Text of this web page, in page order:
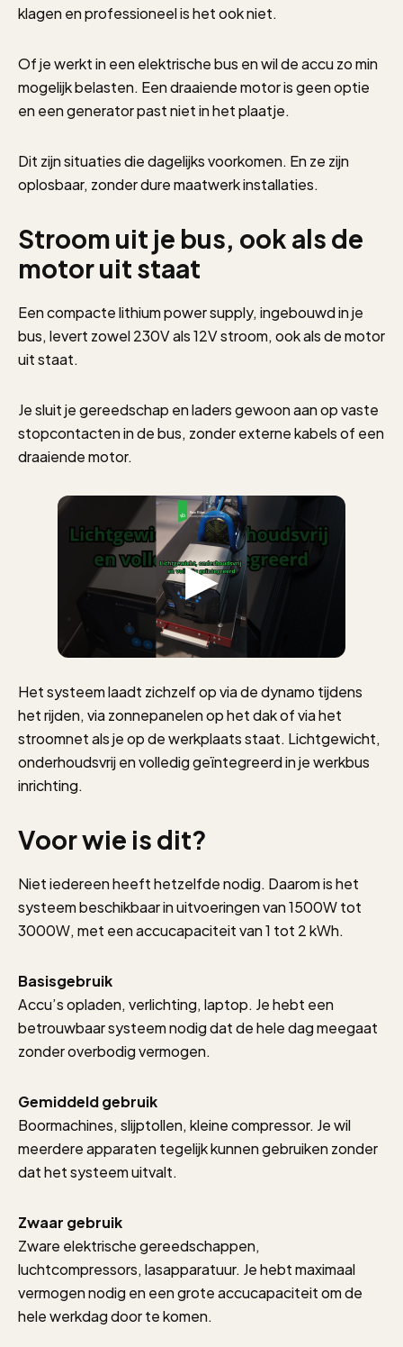
klagen en professioneel is het ook niet.
Of je werkt in een elektrische bus en wil de accu zo min
mogelijk belasten. Een draaiende motor is geen optie
en een generator past niet in het plaatje.
Dit zijn situaties die dagelijks voorkomen. En ze zijn
oplosbaar, zonder dure maatwerk installaties.
Stroom uit je bus, ook als de
motor uit staat
Een compacte lithium power supply, ingebouwd in je
bus, levert zowel 230V als 12V stroom, ook als de motor
uit staat.
Je sluit je gereedschap en laders gewoon aan op vaste
stopcontacten in de bus, zonder externe kabels of een
draaiende motor.
Het systeem laadt zichzelf op via de dynamo tijdens
het rijden, via zonnepanelen op het dak of via het
stroomnet als je op de werkplaats staat. Lichtgewicht,
onderhoudsvrij en volledig geïntegreerd in je werkbus
inrichting.
Voor wie is dit?
Niet iedereen heeft hetzelfde nodig. Daarom is het
systeem beschikbaar in uitvoeringen van 1500W tot
3000W, met een accucapaciteit van 1 tot 2 kWh.
Basisgebruik
Accu’s opladen, verlichting, laptop. Je hebt een
betrouwbaar systeem nodig dat de hele dag meegaat
zonder overbodig vermogen.
Gemiddeld gebruik
Boormachines, slijptollen, kleine compressor. Je wil
meerdere apparaten tegelijk kunnen gebruiken zonder
dat het systeem uitvalt.
Zwaar gebruik
Zware elektrische gereedschappen,
luchtcompressors, lasapparatuur. Je hebt maximaal
vermogen nodig en een grote accucapaciteit om de
hele werkdag door te komen.